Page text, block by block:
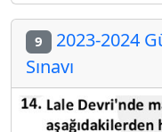
9 2023-2024
Sınavı